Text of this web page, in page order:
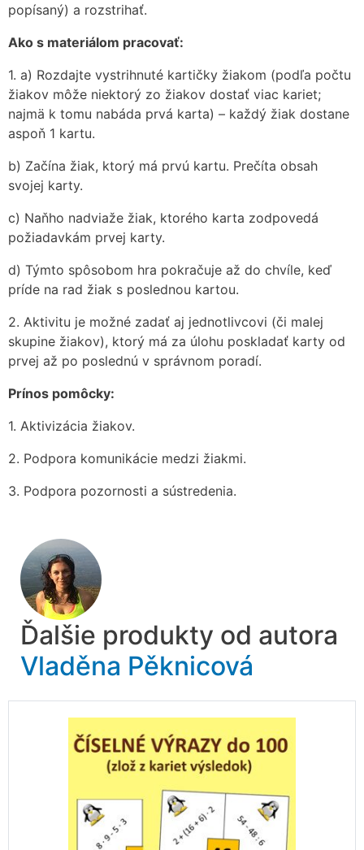
popísaný) a rozstrihať.
Ako s materiálom pracovať:
1. a) Rozdajte vystrihnuté kartičky žiakom (podľa počtu
žiakov môže niektorý zo žiakov dostať viac kariet;
najmä k tomu nabáda prvá karta) – každý žiak dostane
aspoň 1 kartu.
b) Začína žiak, ktorý má prvú kartu. Prečíta obsah
svojej karty.
c) Naňho nadviaže žiak, ktorého karta zodpovedá
požiadavkám prvej karty.
d) Týmto spôsobom hra pokračuje až do chvíle, keď
príde na rad žiak s poslednou kartou.
2. Aktivitu je možné zadať aj jednotlivcovi (či malej
skupine žiakov), ktorý má za úlohu poskladať karty od
prvej až po poslednú v správnom poradí.
Prínos pomôcky:
1. Aktivizácia žiakov.
2. Podpora komunikácie medzi žiakmi.
3. Podpora pozornosti a sústredenia.
Ďalšie produkty od autora
Vladěna Pěknicová